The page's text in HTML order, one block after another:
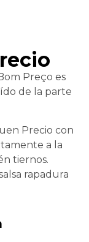
Preço es
de la parte
Precio con
a la
tiernos.
rapadura